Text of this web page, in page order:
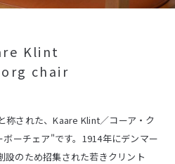
Klint
chair
称された、Kaare Klint／コーア・ク
ーチェア"です。1914年にデンマー
設のため招集された若きクリント